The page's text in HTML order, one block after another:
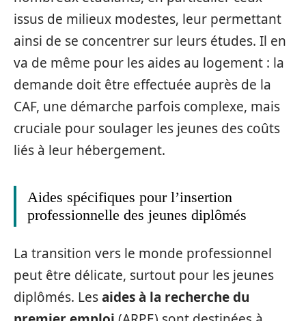
issus de milieux modestes, leur permettant
ainsi de se concentrer sur leurs études. Il en
va de même pour les aides au logement : la
demande doit être effectuée auprès de la
CAF, une démarche parfois complexe, mais
cruciale pour soulager les jeunes des coûts
liés à leur hébergement.
Aides spécifiques pour l’insertion
professionnelle des jeunes diplômés
La transition vers le monde professionnel
peut être délicate, surtout pour les jeunes
diplômés. Lesaides à la recherche du